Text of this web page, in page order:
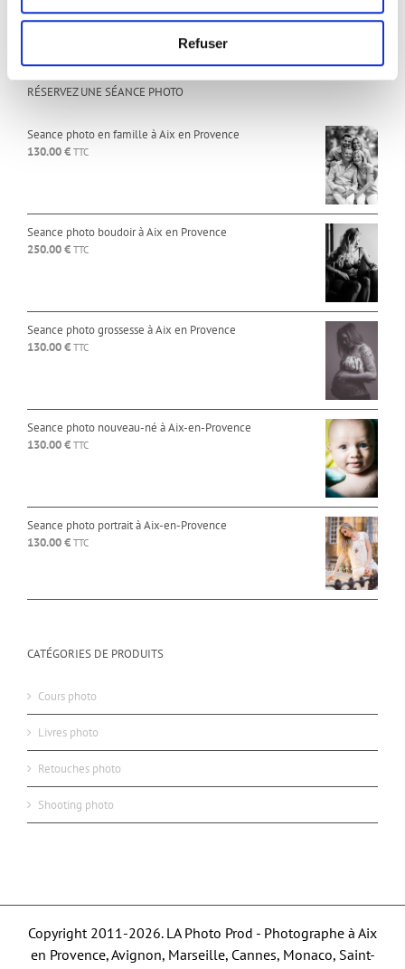
Refuser
16 avril 2021
RÉSERVEZ UNE SÉANCE PHOTO
Seance photo en famille à Aix en Provence
130.00€ TTC
Seance photo boudoir à Aix en Provence
250.00€ TTC
Seance photo grossesse à Aix en Provence
130.00€ TTC
Seance photo nouveau-né à Aix-en-Provence
130.00€ TTC
Seance photo portrait à Aix-en-Provence
130.00€ TTC
CATÉGORIES DE PRODUITS
Cours photo
Livres photo
Retouches photo
Shooting photo
Copyright 2011-2026. LA Photo Prod - Photographe à Aix
en Provence, Avignon, Marseille, Cannes, Monaco, Saint-